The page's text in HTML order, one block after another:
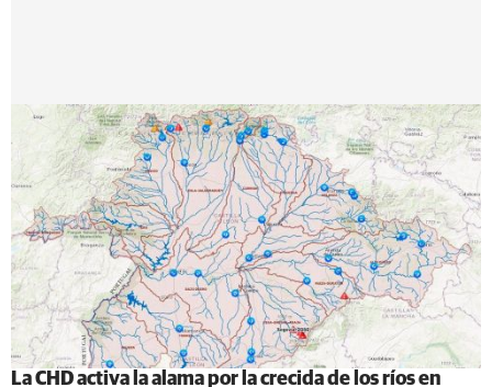
La CHD activa la alama por la crecida de los ríos en